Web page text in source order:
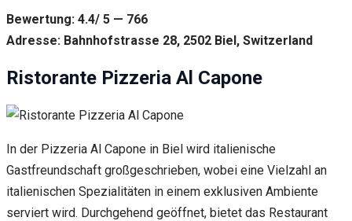
Bewertung: 4.4/ 5 — 766
Adresse: Bahnhofstrasse 28, 2502 Biel, Switzerland
Ristorante Pizzeria Al Capone
In der Pizzeria Al Capone in Biel wird italienische
Gastfreundschaft großgeschrieben, wobei eine Vielzahl an
italienischen Spezialitäten in einem exklusiven Ambiente
serviert wird. Durchgehend geöffnet, bietet das Restaurant